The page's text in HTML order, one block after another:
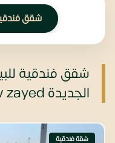
شقق
شقق فندقية
الجديدة mar residence new zayed
شقة فندقية